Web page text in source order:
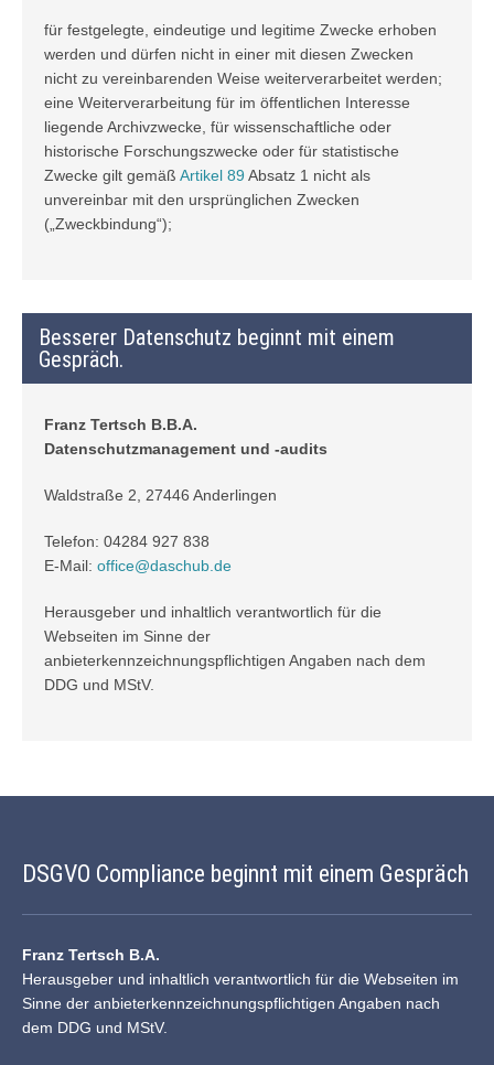
für festgelegte, eindeutige und legitime Zwecke erhoben
werden und dürfen nicht in einer mit diesen Zwecken
nicht zu vereinbarenden Weise weiterverarbeitet werden;
eine Weiterverarbeitung für im öffentlichen Interesse
liegende Archivzwecke, für wissenschaftliche oder
historische Forschungszwecke oder für statistische
Zwecke gilt gemäß Artikel 89 Absatz 1 nicht als
unvereinbar mit den ursprünglichen Zwecken
(„Zweckbindung“);
Besserer Datenschutz beginnt mit einem
Gespräch.
Franz Tertsch B.B.A.
Datenschutzmanagement und -audits
Waldstraße 2, 27446 Anderlingen
Telefon: 04284 927 838
E-Mail: office@daschub.de
Herausgeber und inhaltlich verantwortlich für die
Webseiten im Sinne der
anbieterkennzeichnungspflichtigen Angaben nach dem
DDG und MStV.
DSGVO Compliance beginnt mit einem Gespräch
Franz Tertsch B.A.
Herausgeber und inhaltlich verantwortlich für die Webseiten im
Sinne der anbieterkennzeichnungspflichtigen Angaben nach
dem DDG und MStV.